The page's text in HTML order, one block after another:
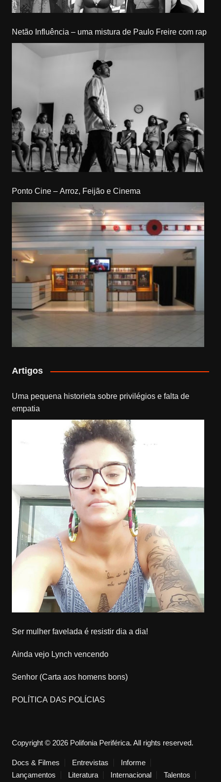
Netão Influência – uma mistura de Paulo Freire com rap
Ponto Cine – Arroz, Feijão e Cinema
Artigos
Uma pequena historieta sobre privilégios e falta de
empatia
Ser mulher favelada é resistir dia a dia!
Ainda vejo Lynch vencendo
Senhor (Carta aos homens bons)
POLÍTICA DAS POLÍCIAS
Copyright © 2026 Polifonia Periférica. All rights reserved.
Docs & Filmes Entrevistas
Informe
Lançamentos
Literatura Internacional Talentos